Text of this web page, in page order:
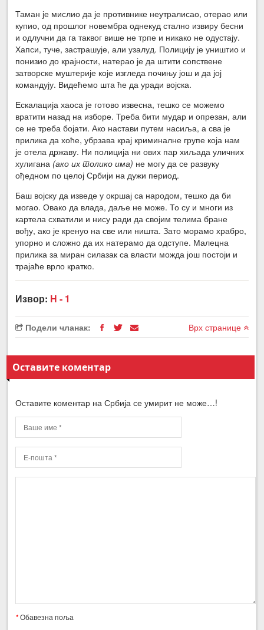
Таман је мислио да је противнике неутралисао, отерао или
купио, од прошлог новембра однекуд стално извиру бесни
и одлучни да га таквог више не трпе и никако не одустају.
Хапси, туче, застрашује, али узалуд. Полицију је уништио и
понизио до крајности, натерао је да штити сопствене
затворске муштерије које изгледа почињу још и да јој
командују. Видећемо шта ће да уради војска.
Ескалација хаоса је готово извесна, тешко се можемо
вратити назад на изборе. Треба бити мудар и опрезан, али
се не треба бојати. Ако настави путем насиља, а сва је
прилика да хоће, убрзава крај криминалне групе која нам
је отела државу. Ни полиција ни ових пар хиљада уличних
хулигана (ако их толико има) не могу да се развуку
ођедном по целој Србији на дужи период.
Баш војску да изведе у окршај са народом, тешко да би
могао. Овако да влада, даље не може. То су и многи из
картела схватили и нису ради да својим телима бране
вођу, ако је кренуо на све или ништа. Зато морамо храбро,
упорно и сложно да их натерамо да одступе. Малецна
прилика за миран силазак са власти можда још постоји и
трајаће врло кратко.
Извор: Н - 1
Подели чланак: Врх странице
Оставите коментар
Оставите коментар на Србија се умирит не може…!
*Обавезна поља